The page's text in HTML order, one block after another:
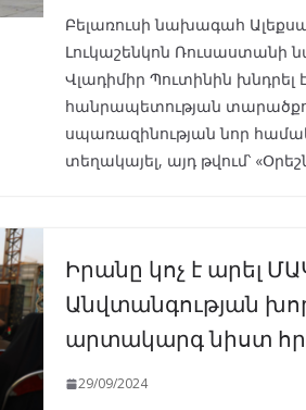
Բելառուսի նախագահ
Լուկաշենկոն Ռուսաստանի
Վլադիմիր Պուտինին խնդրել է
հանրապետության
սպառազինության նոր
տեղակայել, այդ թվում՝
Իրանը կոչ է արել
Անվտանգության
արտակարգ նիստ
29/09/2024